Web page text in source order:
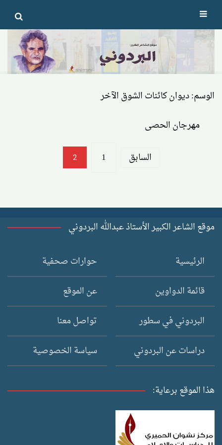
Skip
to
content
الوسم:ديوان كائنات الشوق الآخر
مهرجان الحصى
السابق 1
2
موقع الشاعر الكبير الأستاذ عبدالله البردوني
الرئيسية
قائمة الدواوين
البردوني في سطور
دراسات عن البردوني
حوارات صحفية
عن الموقع
تواصل معنا
سياسة الخصوصية
هذا الموقع برعاية: